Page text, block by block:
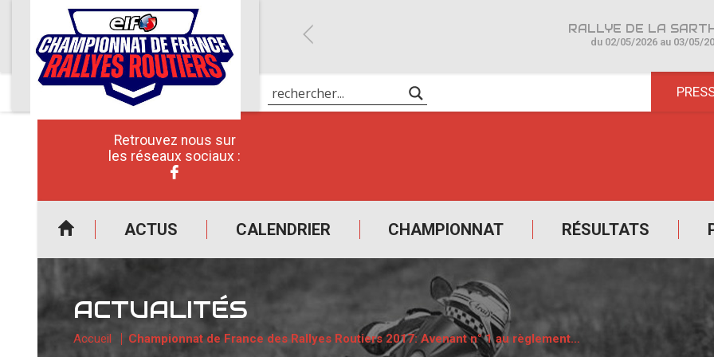
Retrouvez nous sur
les réseaux sociaux :
ACTUS CALENDRIER CHAMPIONNAT RÉSULTATS
du 02/05/2026 au 03/05/
ACTUALITÉS
Accueil Championnat de France des Rallyes Routiers 2017: Avenant n° 1 au règlement…